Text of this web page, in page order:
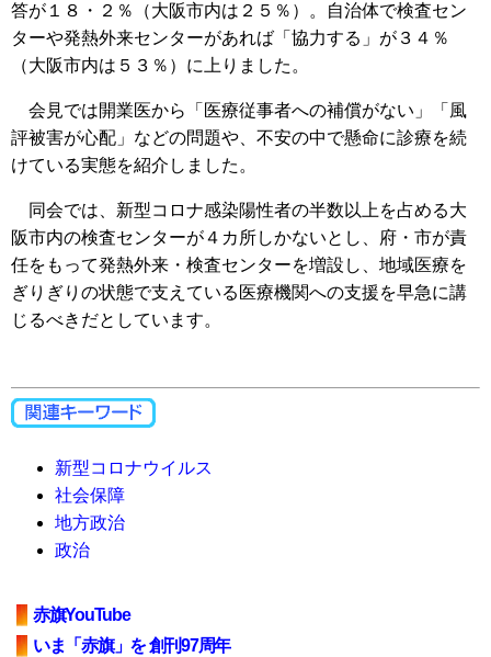
答が１８・２％（大阪市内は２５％）。自治体で検査セン
ターや発熱外来センターがあれば「協力する」が３４％
（大阪市内は５３％）に上りました。
会見では開業医から「医療従事者への補償がない」「風
評被害が心配」などの問題や、不安の中で懸命に診療を続
けている実態を紹介しました。
同会では、新型コロナ感染陽性者の半数以上を占める大
阪市内の検査センターが４カ所しかないとし、府・市が責
任をもって発熱外来・検査センターを増設し、地域医療を
ぎりぎりの状態で支えている医療機関への支援を早急に講
じるべきだとしています。
新型コロナウイルス
社会保障
地方政治
政治
赤旗YouTube
いま「赤旗」を 創刊97周年